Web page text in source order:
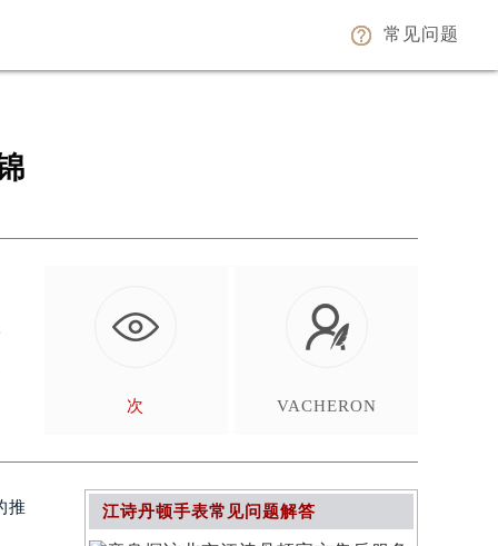
常见问题
次 VACHERON
推
江诗丹顿手表常见问题解答